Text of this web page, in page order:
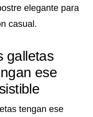
elegante para
casual.
galletas
ese
tengan ese